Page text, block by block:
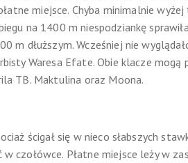
miejsce. Chyba minimalnie
na 1400 m niespodziankę
m dłuższym. Wcześniej nie
Waresa Efate. Obie klacze mogą
TB. Maktulina oraz Moona.
ścigał się w nieco słabszych
czołówce. Płatne miejsce leży w